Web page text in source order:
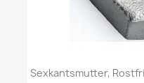
Sexkantsmutter,